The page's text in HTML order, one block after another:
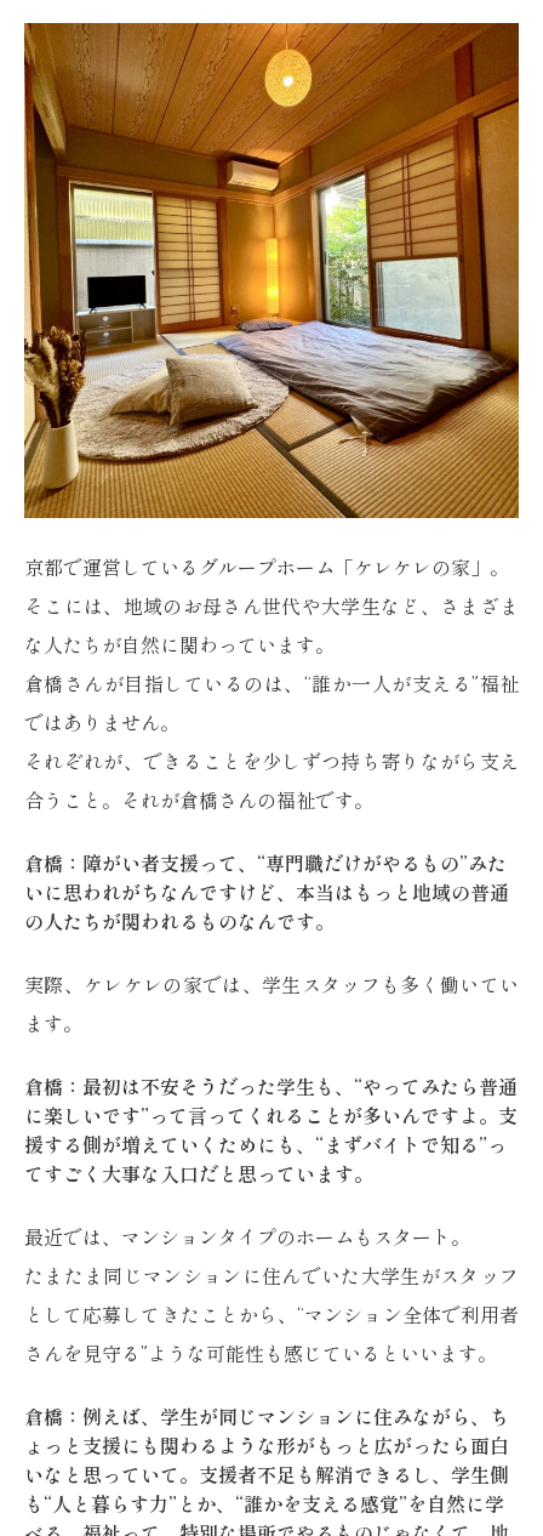
京都で運営しているグループホーム「ケレケレの家」。
そこには、地域のお母さん世代や大学生など、さまざま
な人たちが自然に関わっています。
倉橋さんが目指しているのは、“誰か一人が支える”福祉
ではありません。
それぞれが、できることを少しずつ持ち寄りながら支え
合うこと。それが倉橋さんの福祉です。
倉橋：障がい者支援って、“専門職だけがやるもの”みた
いに思われがちなんですけど、本当はもっと地域の普通
の人たちが関われるものなんです。
実際、ケレケレの家では、学生スタッフも多く働いてい
ます。
倉橋：最初は不安そうだった学生も、“やってみたら普通
に楽しいです”って言ってくれることが多いんですよ。支
援する側が増えていくためにも、“まずバイトで知る”っ
てすごく大事な入口だと思っています。
最近では、マンションタイプのホームもスタート。
たまたま同じマンションに住んでいた大学生がスタッフ
として応募してきたことから、“マンション全体で利用者
さんを見守る”ような可能性も感じているといいます。
倉橋：例えば、学生が同じマンションに住みながら、ち
ょっと支援にも関わるような形がもっと広がったら面白
いなと思っていて。支援者不足も解消できるし、学生側
も“人と暮らす力”とか、“誰かを支える感覚”を自然に学